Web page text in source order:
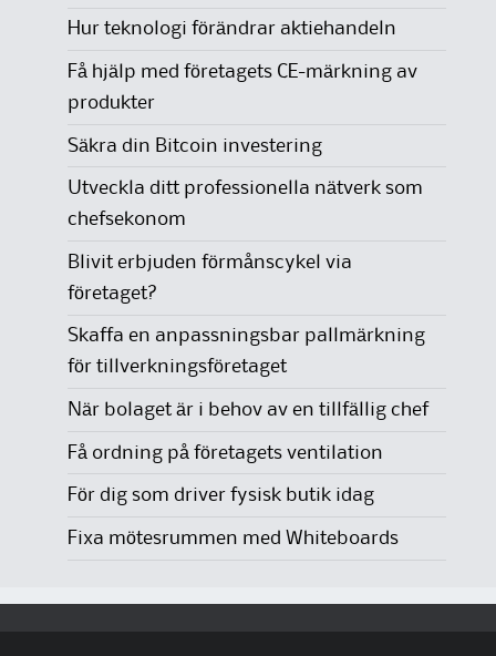
Hur teknologi förändrar aktiehandeln
Få hjälp med företagets CE-märkning av
produkter
Säkra din Bitcoin investering
Utveckla ditt professionella nätverk som
chefsekonom
Blivit erbjuden förmånscykel via
företaget?
Skaffa en anpassningsbar pallmärkning
för tillverkningsföretaget
När bolaget är i behov av en tillfällig chef
Få ordning på företagets ventilation
För dig som driver fysisk butik idag
Fixa mötesrummen med Whiteboards